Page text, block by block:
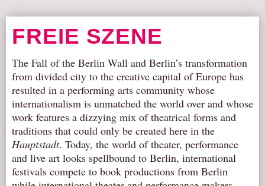
ABOUT US
IN THE MEDIA
PRESS MATERIAL
NEWSLETTER
GET INVOLVED
AUDITIONS/​OPPORTUNITIES
VOLUNTEERING
SUPPORT
FREIE SZENE
The Fall of the Berlin Wall and Berlin’s transformation
from divided city to the creative capital of Europe has
resulted in a performing arts community whose
internationalism is unmatched the world over and whose
work features a dizzying mix of theatrical forms and
traditions that could only be created here in the
Hauptstadt. Today, the world of theater, performance
and live art looks spellbound to Berlin, international
festivals compete to book productions from Berlin